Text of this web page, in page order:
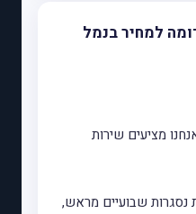
למחיר בנמל
מציעים שירות
שבועיים מראש,